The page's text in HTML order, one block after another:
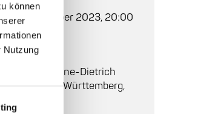
können
Nutzung
17. Oktober 2023, 20:00
, Marlene-Dietrich
Baden-Württemberg,